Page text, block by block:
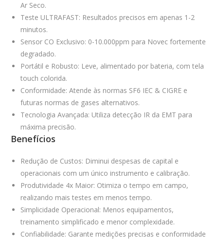
Ar Seco.
Teste ULTRAFAST: Resultados precisos em apenas 1-2
minutos.
Sensor CO Exclusivo: 0-10.000ppm para Novec fortemente
degradado.
Portátil e Robusto: Leve, alimentado por bateria, com tela
touch colorida.
Conformidade: Atende às normas SF6 IEC & CIGRE e
futuras normas de gases alternativos.
Tecnologia Avançada: Utiliza detecção IR da EMT para
máxima precisão.
Benefícios
Redução de Custos: Diminui despesas de capital e
operacionais com um único instrumento e calibração.
Produtividade 4x Maior: Otimiza o tempo em campo,
realizando mais testes em menos tempo.
Simplicidade Operacional: Menos equipamentos,
treinamento simplificado e menor complexidade.
Confiabilidade: Garante medições precisas e conformidade